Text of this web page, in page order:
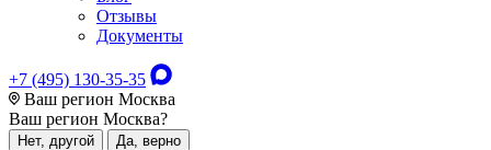
Отзывы
Документы
+7 (495) 130-35-35
Ваш регион Москва
Ваш регион Москва?
Нет, другой Да, верно